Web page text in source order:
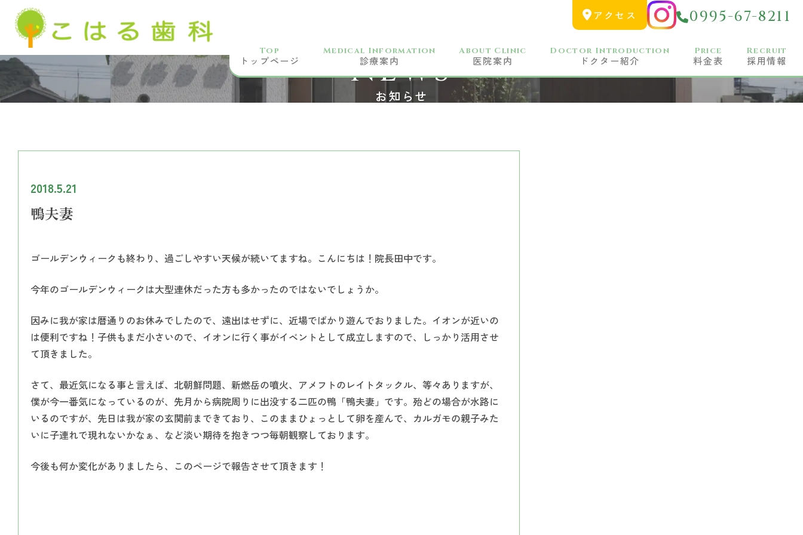
アクセス 0995-67-8211
Top
トップページ
Medical Information
診療案内
訪問歯科
CAD/CAM治療
About Clinic
医院案内
Doctor Introduction
ドクター紹介
Price
料金表
Recruit
採用情報
お知らせ
NEWS
2018.5.21
鴨夫妻
ゴールデンウィークも終わり、過ごしやすい天候が続いてますね。こんにちは！院長田中です。
今年のゴールデンウィークは大型連休だった方も多かったのではないでしょうか。
因みに我が家は暦通りのお休みでしたので、遠出はせずに、近場でばかり遊んでおりました。イオンが近いの
は便利ですね！子供もまだ小さいので、イオンに行く事がイベントとして成立しますので、しっかり活用させ
て頂きました。
さて、最近気になる事と言えば、北朝鮮問題、新燃岳の噴火、アメフトのレイトタックル、等々ありますが、
僕が今一番気になっているのが、先月から病院周りに出没する二匹の鴨「鴨夫妻」です。殆どの場合が水路に
いるのですが、先日は我が家の玄関前まできており、このままひょっとして卵を産んで、カルガモの親子みた
いに子連れで現れないかなぁ、など淡い期待を抱きつつ毎朝観察しております。
今後も何か変化がありましたら、このページで報告させて頂きます！